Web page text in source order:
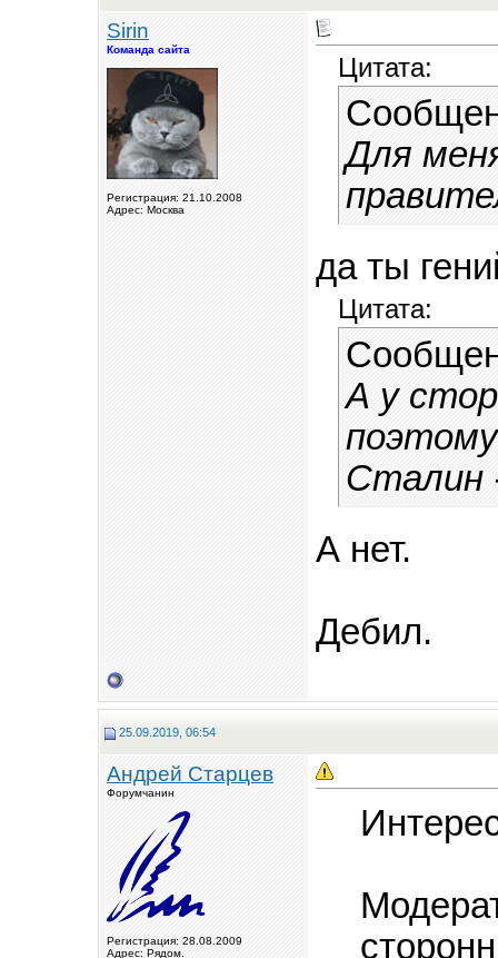
Sirin
Команда сайта
Регистрация: 21.10.2008
Адрес: Москва
Цитата:
Для
да ты
Цитата:
А у
Сталин
А нет.
Дебил.
25.09.2019, 06:54
Андрей Старцев
Форумчанин
Регистрация: 28.08.2009
Адрес: Рядом.